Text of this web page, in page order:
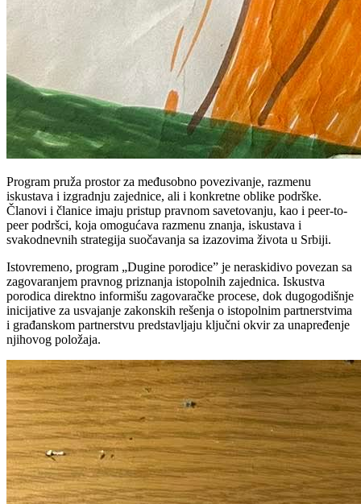
Program pruža prostor za međusobno povezivanje, razmenu
iskustava i izgradnju zajednice, ali i konkretne oblike podrške.
Članovi i članice imaju pristup pravnom savetovanju, kao i peer-to-
peer podršci, koja omogućava razmenu znanja, iskustava i
svakodnevnih strategija suočavanja sa izazovima života u Srbiji.
Istovremeno, program „Dugine porodice” je neraskidivo povezan sa
zagovaranjem pravnog priznanja istopolnih zajednica. Iskustva
porodica direktno informišu zagovaračke procese, dok dugogodišnje
inicijative za usvajanje zakonskih rešenja o istopolnim partnerstvima
i građanskom partnerstvu predstavljaju ključni okvir za unapređenje
njihovog položaja.